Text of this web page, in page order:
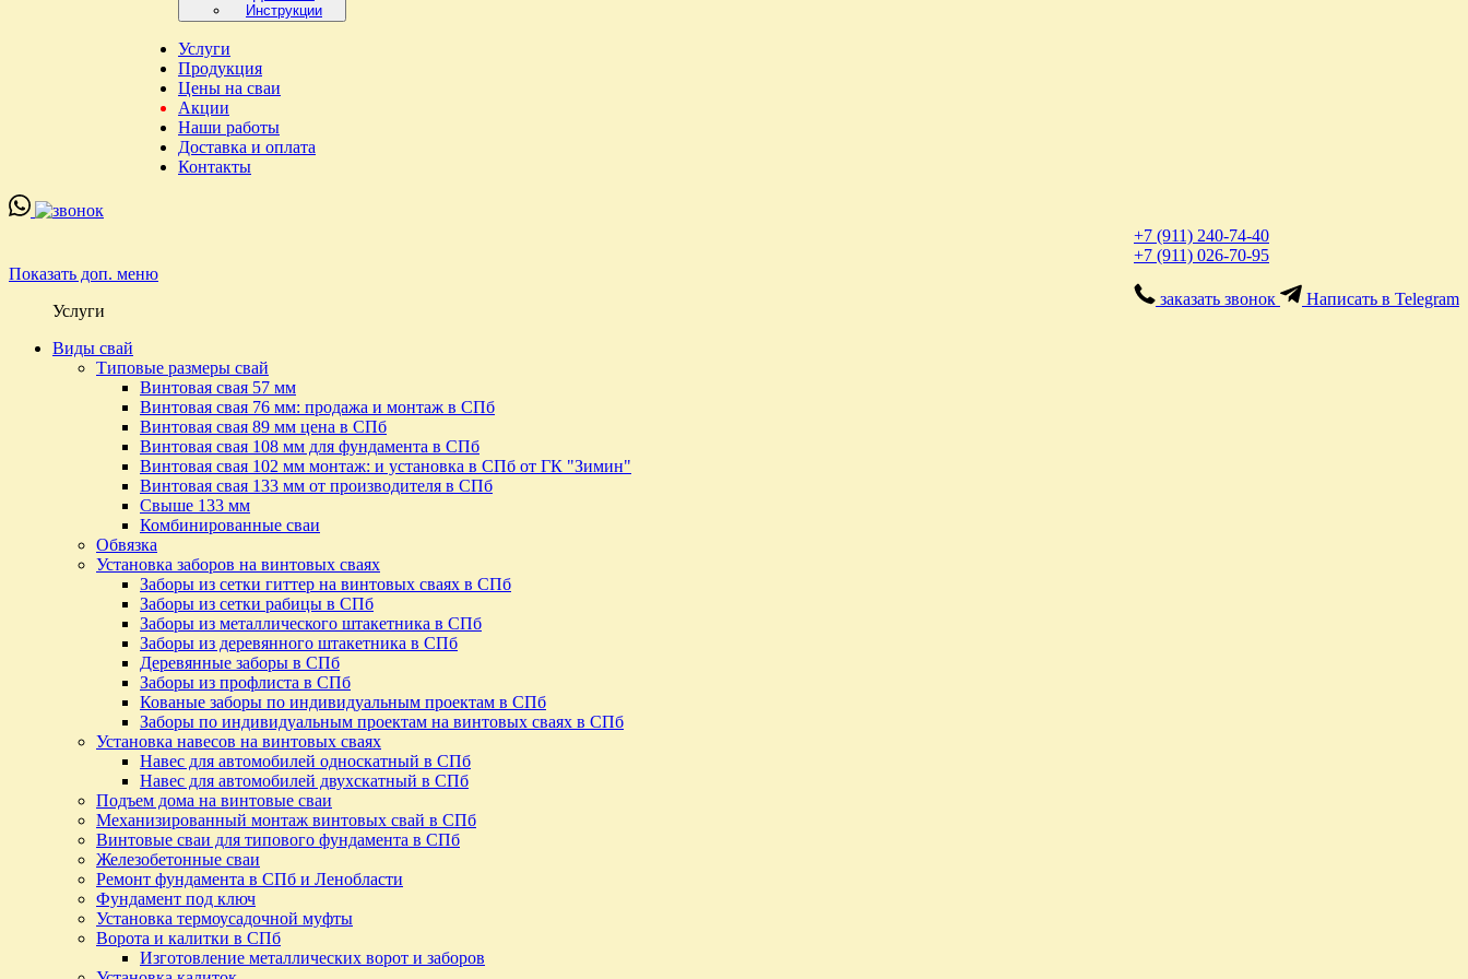
Инструкции
Услуги
Продукция
Цены на сваи
Акции
Наши работы
Доставка и оплата
Контакты
+7 (911) 240-74-40
+7 (911) 026-70-95
заказать звонок Написать в Telegram
Показать доп. меню
Услуги
Виды свай
Типовые размеры свай
Винтовая свая 57 мм
Винтовая свая 76 мм: продажа и монтаж в СПб
Винтовая свая 89 мм цена в СПб
Винтовая свая 108 мм для фундамента в СПб
Винтовая свая 102 мм монтаж: и установка в СПб от ГК "Зимин"
Винтовая свая 133 мм от производителя в СПб
Свыше 133 мм
Комбинированные сваи
Обвязка
Установка заборов на винтовых сваях
Заборы из сетки гиттер на винтовых сваях в СПб
Заборы из сетки рабицы в СПб
Заборы из металлического штакетника в СПб
Заборы из деревянного штакетника в СПб
Деревянные заборы в СПб
Заборы из профлиста в СПб
Кованые заборы по индивидуальным проектам в СПб
Заборы по индивидуальным проектам на винтовых сваях в СПб
Установка навесов на винтовых сваях
Навес для автомобилей односкатный в СПб
Навес для автомобилей двухскатный в СПб
Подъем дома на винтовые сваи
Механизированный монтаж винтовых свай в СПб
Винтовые сваи для типового фундамента в СПб
Железобетонные сваи
Ремонт фундамента в СПб и Ленобласти
Фундамент под ключ
Установка термоусадочной муфты
Ворота и калитки в СПб
Изготовление металлических ворот и заборов